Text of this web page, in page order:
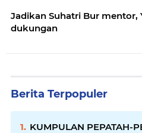
Jadikan Suhatri Bur mentor,
dukungan
Berita Terpopuler
KUMPULAN PEPATAH-